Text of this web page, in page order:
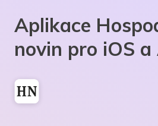
Aplikace
novin pro iOS